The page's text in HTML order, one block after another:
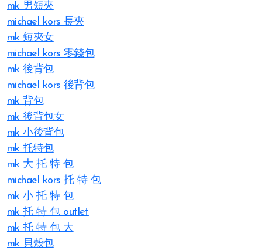
mk 男短夾
michael kors 長夾
mk 短夾女
michael kors 零錢包
mk 後背包
michael kors 後背包
mk 背包
mk 後背包女
mk 小後背包
mk 托特包
mk 大 托 特 包
michael kors 托 特 包
mk 小 托 特 包
mk 托 特 包 outlet
mk 托 特 包 大
mk 貝殼包